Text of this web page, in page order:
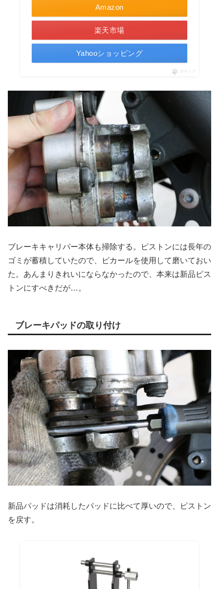
Amazon
楽天市場
Yahooショッピング
ポチップ
ブレーキキャリパー本体も掃除する。ピストンには長年の
ゴミが蓄積していたので、ピカールを使用して磨いておい
た。あんまりきれいにならなかったので、本来は新品ピス
トンにすべきだが…。
ブレーキパッドの取り付け
新品パッドは消耗したパッドに比べて厚いので、ピストン
を戻す。